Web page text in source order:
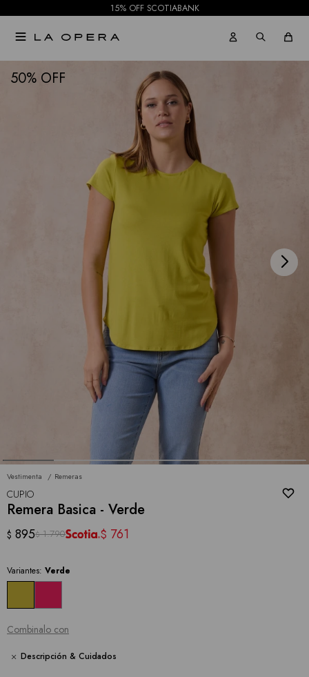
15% OFF SCOTIABANK

50
Vestimenta Remeras
CUPIO
Remera Basica - Verde
$ 895$ 1.790 $ 761
Variantes: Verde
Combinalo con
Descripción & Cuidados
NOTIFICARME